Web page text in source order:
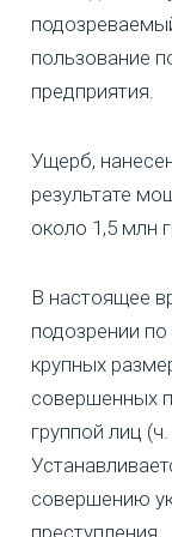
пользование
предприятия.
Ущерб,
результате
около 1,5 млн
В настоящее
подозрении
крупных
совершенных
группой лиц
совершению